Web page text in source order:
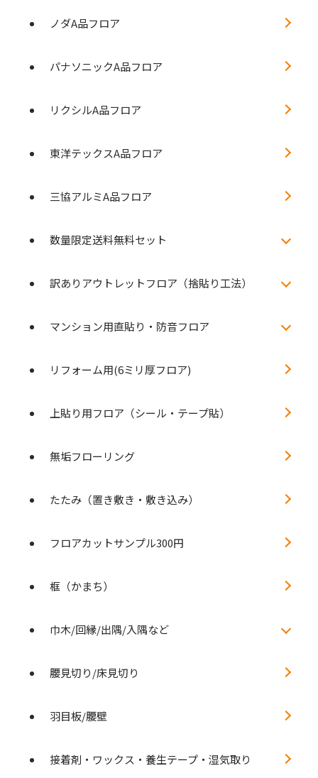
ノダA品フロア
パナソニックA品フロア
リクシルA品フロア
東洋テックスA品フロア
三協アルミA品フロア
数量限定送料無料セット
訳ありアウトレットフロア（捨貼り工法）
マンション用直貼り・防音フロア
リフォーム用(6ミリ厚フロア)
上貼り用フロア（シール・テープ貼）
無垢フローリング
たたみ（置き敷き・敷き込み）
フロアカットサンプル300円
框（かまち）
巾木/回縁/出隅/入隅など
腰見切り/床見切り
羽目板/腰壁
接着剤・ワックス・養生テープ・湿気取り